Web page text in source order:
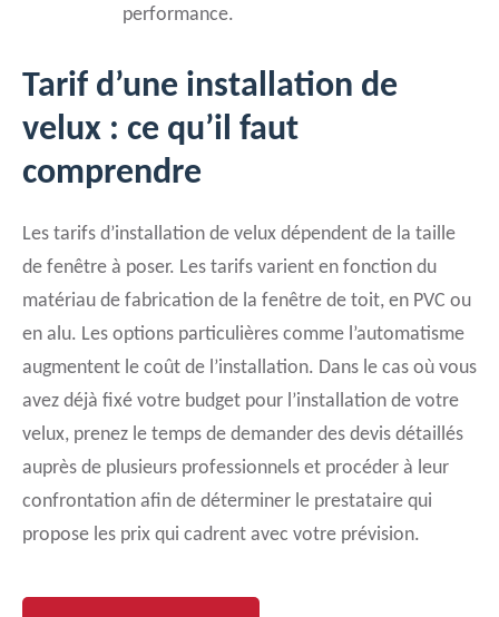
performance.
Tarif d’une installation de
velux : ce qu’il faut
comprendre
Les tarifs d’installation de velux dépendent de la taille
de fenêtre à poser. Les tarifs varient en fonction du
matériau de fabrication de la fenêtre de toit, en PVC ou
en alu. Les options particulières comme l’automatisme
augmentent le coût de l’installation. Dans le cas où vous
avez déjà fixé votre budget pour l’installation de votre
velux, prenez le temps de demander des devis détaillés
auprès de plusieurs professionnels et procéder à leur
confrontation afin de déterminer le prestataire qui
propose les prix qui cadrent avec votre prévision.